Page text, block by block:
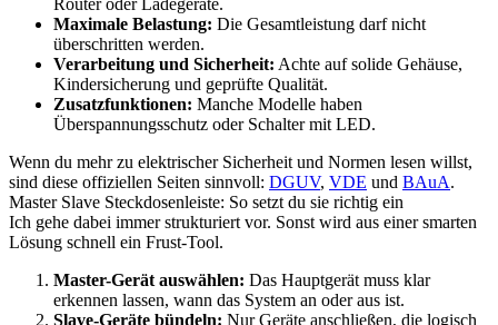
Router oder Ladegeräte.
Maximale Belastung: Die Gesamtleistung darf nicht
überschritten werden.
Verarbeitung und Sicherheit: Achte auf solide Gehäuse,
Kindersicherung und geprüfte Qualität.
Zusatzfunktionen: Manche Modelle haben
Überspannungsschutz oder Schalter mit LED.
Wenn du mehr zu elektrischer Sicherheit und Normen lesen willst,
sind diese offiziellen Seiten sinnvoll: DGUV, VDE und BAuA.
Master Slave Steckdosenleiste: So setzt du sie richtig ein
Ich gehe dabei immer strukturiert vor. Sonst wird aus einer smarten
Lösung schnell ein Frust-Tool.
Master-Gerät auswählen: Das Hauptgerät muss klar
erkennen lassen, wann das System an oder aus ist.
Slave-Geräte bündeln: Nur Geräte anschließen, die logisch